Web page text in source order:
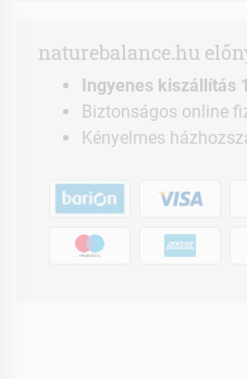
naturebalance.hu
Ingyenes kiszállítás
Biztonságos online
Kényelmes